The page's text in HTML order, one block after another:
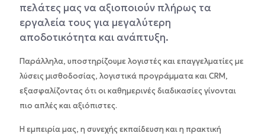
πελάτες μας να αξιοποιούν πλήρως τα
εργαλεία τους για μεγαλύτερη
αποδοτικότητα και ανάπτυξη.
Παράλληλα, υποστηρίζουμε λογιστές και επαγγελματίες με
λύσεις μισθοδοσίας, λογιστικά προγράμματα και CRM,
εξασφαλίζοντας ότι οι καθημερινές διαδικασίες γίνονται
πιο απλές και αξιόπιστες.
Η εμπειρία μας, η συνεχής εκπαίδευση και η πρακτική